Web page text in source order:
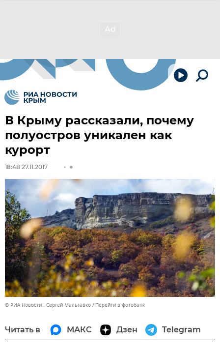
В Крыму рассказали, почему
полуостров уникален как
курорт
18:48 27.11.2017
© РИА Новости . Сергей Мальгавко Перейти в фотобанк
Читать в МАКС Дзен Telegram